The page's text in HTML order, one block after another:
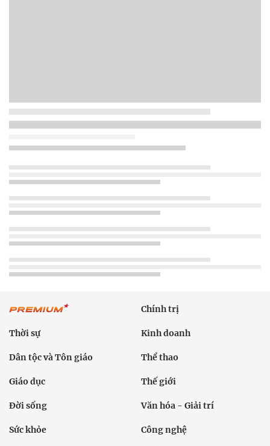
Chính trị
Thời sự Kinh doanh
Dân tộc và Tôn giáo Thể thao
Giáo dục Thế giới
Đời sống Văn hóa - Giải trí
Sức khỏe Công nghệ